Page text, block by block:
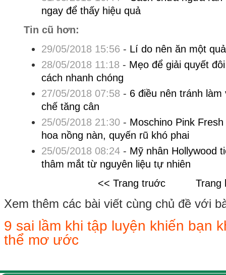
ngay để thấy hiệu quả
Tin cũ hơn:
29/05/2018 15:56 - Lí do nên ăn một
28/05/2018 11:18 - Mẹo để giải quyết
cách nhanh chóng
27/05/2018 07:58 - 6 điều nên tránh làm
chế tăng cân
25/05/2018 21:30- Moschino Pink
hoa nồng nàn, quyến rũ khó phai
25/05/2018 08:24- Mỹ nhân Hollywood
thâm mắt từ nguyên liệu tự nhiên
<< Trang truớc
Trang
Xem thêm các bài viết cùng chủ đề với
9 sai lầm khi tập luyện khiến bạn
thể mơ ước